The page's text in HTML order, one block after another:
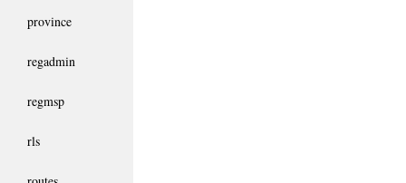
province
regadmin
regmsp
rls